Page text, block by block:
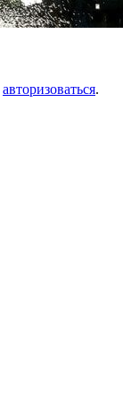
авторизоваться.